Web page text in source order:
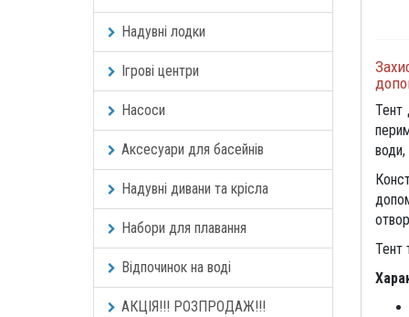
Надувні лодки
Ігрові центри
Насоси
Аксесуари для басейнів
Надувні дивани та крісла
Набори для плавання
Відпочинок на воді
АКЦІЯ!!! РОЗПРОДАЖ!!!
Тент
води,
Тент